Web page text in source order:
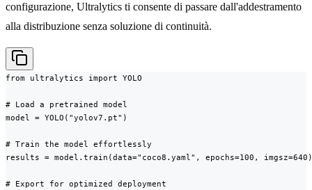
configurazione, Ultralytics ti consente di passare dall'addestramento
alla distribuzione senza soluzione di continuità.
from ultralytics import YOLO
# Load a pretrained model
model = YOLO("yolov7.pt")
# Train the model effortlessly
results = model.train(data="coco8.yaml", epochs=100, imgsz=640)
# Export for optimized deployment